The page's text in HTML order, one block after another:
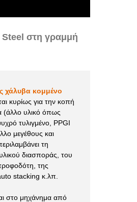
Steel στη γραμμή
χάλυβα κομμένο
κυρίως για την κοπή
(άλλο υλικό όπως
τυλιγμένο, PPGI
μεγέθους και
τη
διασποράς, του
της
stacking κ.λπ.
στο μηχάνημα από